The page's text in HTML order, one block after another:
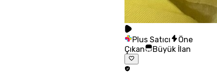
Plus Satıcı
Öne
Çıkan
Büyük İlan